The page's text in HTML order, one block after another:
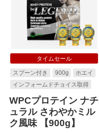
タイムセール
スプーン付き 900g
ホエイ
インフォームドチョイス取得
WPCプロテイン ナチ
ュラル さわやかミル
ク風味 【900g】